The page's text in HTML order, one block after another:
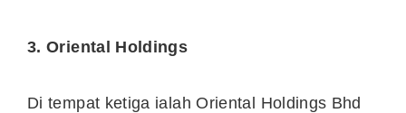
3. Oriental Holdings
Di tempat ketiga ialah Oriental Holdings Bhd